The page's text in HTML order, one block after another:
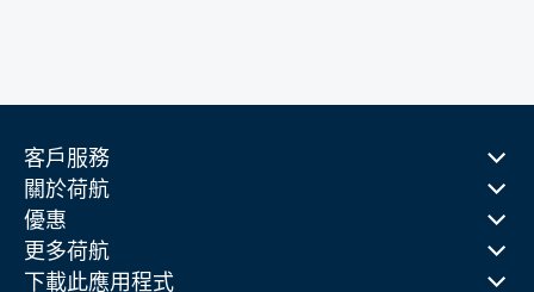
客戶服務
關於荷航
優惠
更多荷航
下載此應用程式